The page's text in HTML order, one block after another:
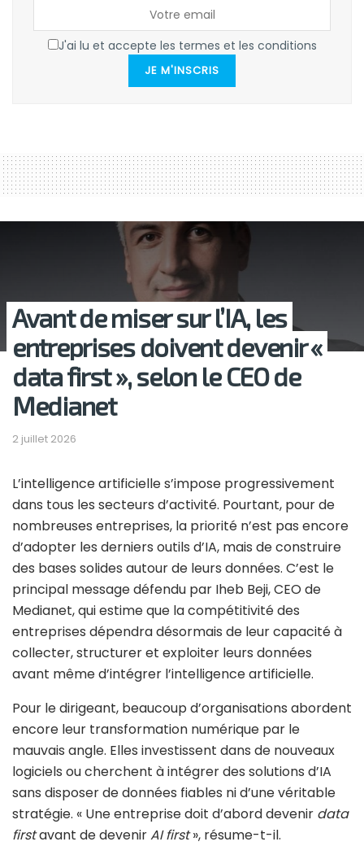
J'ai lu et accepte les termes et les conditions
JE M'INSCRIS
Avant de miser sur l’IA, les
entreprises doivent devenir «
data first », selon le CEO de
Medianet
2 juillet 2026
L’intelligence artificielle s’impose progressivement
dans tous les secteurs d’activité. Pourtant, pour de
nombreuses entreprises, la priorité n’est pas encore
d’adopter les derniers outils d’IA, mais de construire
des bases solides autour de leurs données. C’est le
principal message défendu par Iheb Beji, CEO de
Medianet, qui estime que la compétitivité des
entreprises dépendra désormais de leur capacité à
collecter, structurer et exploiter leurs données
avant même d’intégrer l’intelligence artificielle.
Pour le dirigeant, beaucoup d’organisations abordent
encore leur transformation numérique par le
mauvais angle. Elles investissent dans de nouveaux
logiciels ou cherchent à intégrer des solutions d’IA
sans disposer de données fiables ni d’une véritable
stratégie. « Une entreprise doit d’abord devenir data
firstavant de devenirAI first», résume-t-il.